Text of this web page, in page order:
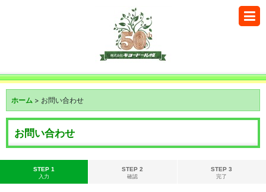
ホーム > お問い合わせ
お問い合わせ
STEP 1
入力
STEP 2
確認
STEP 3
完了